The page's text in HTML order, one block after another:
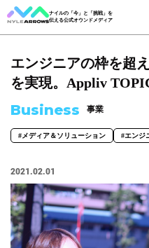
ナイルの「今」と「挑戦」を
伝える公式オウンドメディア
Category カテゴリ
事業部
#DX＆マーケティング #コーポレ
#人事本部 #自動車産業DX
エンジニアの枠を超
を実現。Appliv
Business 事業
#メディア＆ソリューション #エンジ
2021.02.01